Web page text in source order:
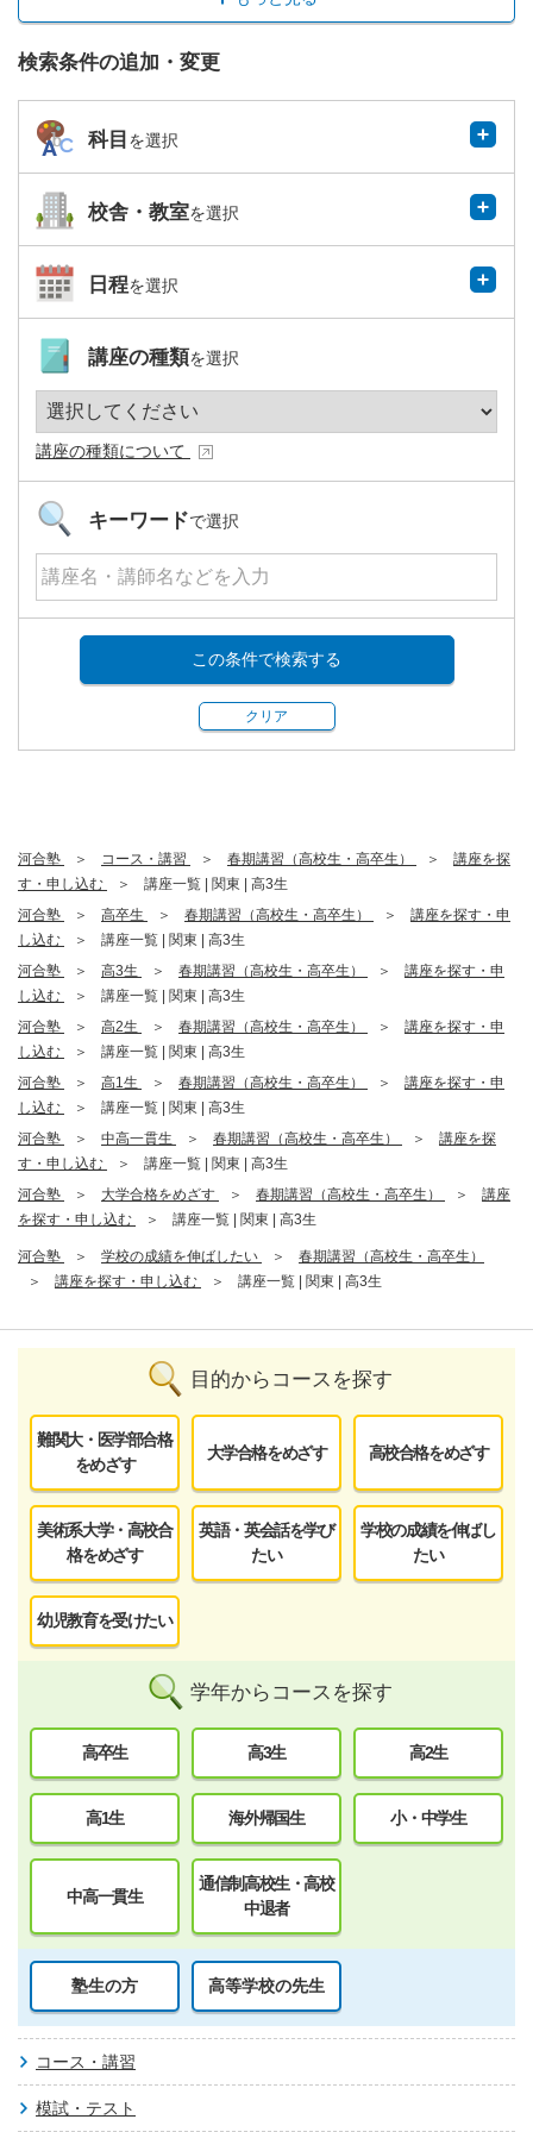
検索条件の追加・変更
科目 を選択
校舎・教室を選択
日程を選択
講座の種類を選択
講座の種類について
キーワードで選択
この条件で検索する
クリア
河合塾 コース・講習 春期講習（高校生・高卒生）
講座を探
す・申し込む
講座一覧 | 関東 | 高3生
河合塾
高卒生 春期講習（高校生・高卒生）
講座を探す・申
し込む
講座一覧 | 関東 | 高3生
河合塾
高3生 春期講習（高校生・高卒生）
講座を探す・申
し込む
講座一覧 | 関東 | 高3生
河合塾
高2生 春期講習（高校生・高卒生）
講座を探す・申
し込む
講座一覧 | 関東 | 高3生
河合塾
高1生 春期講習（高校生・高卒生）
講座を探す・申
し込む
講座一覧 | 関東 | 高3生
河合塾
中高一貫生 春期講習（高校生・高卒生）
講座を探
す・申し込む
講座一覧 | 関東 | 高3生
河合塾
大学合格をめざす 春期講習（高校生・高卒生）
講座
を探す・申し込む
講座一覧 | 関東 | 高3生
河合塾 学校の成績を伸ばしたい
春期講習（高校生・高卒生）
講座を探す・申し込む
講座一覧 | 関東 | 高3生
目的からコースを探す
難関大・医学部合格
をめざす
大学合格をめざす 高校合格をめざす
美術系大学・高校合
格をめざす
英語・英会話を学び
たい
学校の成績を伸ばし
たい
幼児教育を受けたい
学年からコースを探す
高卒生 高3生 高2生
高1生 海外帰国生 小・中学生
中高一貫生
通信制高校生・高校
中退者
塾生の方 高等学校の先生
コース・講習
模試・テスト